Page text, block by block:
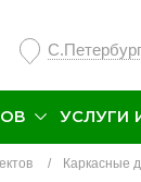
С.Петербург
УСЛУГИ
Каркасные